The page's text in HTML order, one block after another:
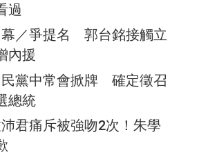
過
／爭提名 郭台銘接觸立
內援
黨中常會掀牌 確定徵召
總統
君痛斥被強吻2次！朱學